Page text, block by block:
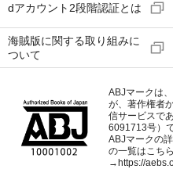
dアカウント2段階認証とは
海賊版に関する取り組みに
ついて
ABJマークは
が、著作権者
信サービスで
6091713号）で
ABJマークの
の一覧はこちら
→ https://